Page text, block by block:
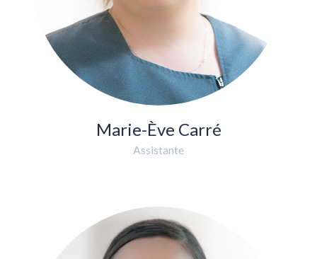
Marie-Ève Carré
Assistante